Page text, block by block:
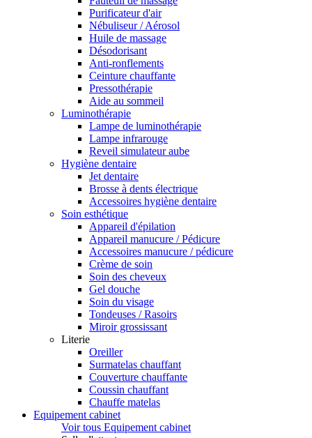
Purificateur d'air
Nébuliseur / Aérosol
Huile de massage
Désodorisant
Anti-ronflements
Ceinture chauffante
Pressothérapie
Aide au sommeil
Luminothérapie
Lampe de luminothérapie
Lampe infrarouge
Reveil simulateur aube
Hygiène dentaire
Jet dentaire
Brosse à dents électrique
Accessoires hygiène dentaire
Soin esthétique
Appareil d'épilation
Appareil manucure / Pédicure
Accessoires manucure / pédicure
Crème de soin
Soin des cheveux
Gel douche
Soin du visage
Tondeuses / Rasoirs
Miroir grossissant
Literie
Oreiller
Surmatelas chauffant
Couverture chauffante
Coussin chauffant
Chauffe matelas
Equipement cabinet
Voir tous Equipement cabinet